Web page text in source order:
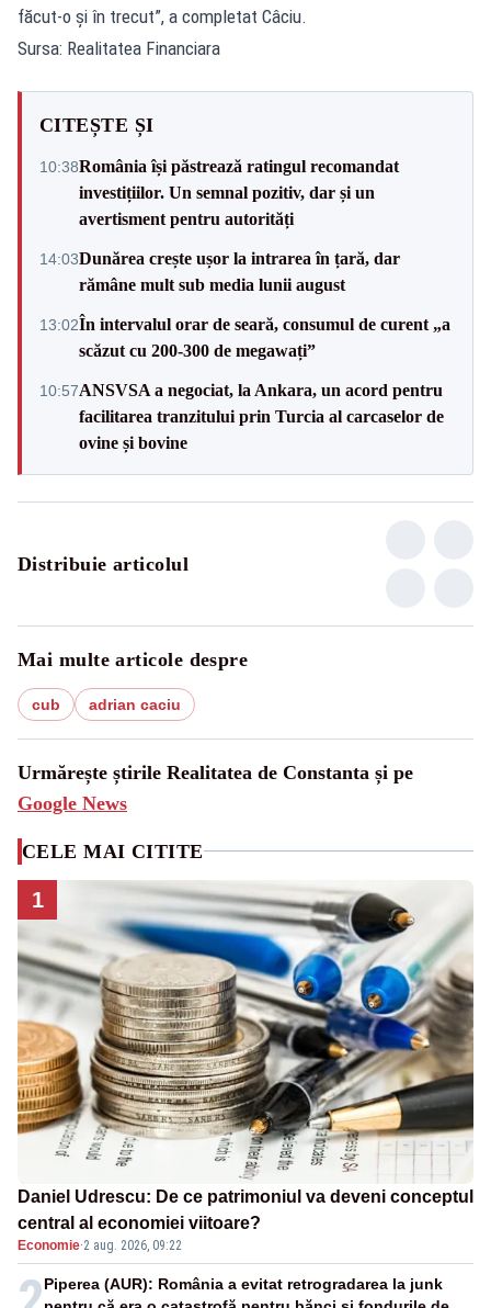
făcut-o şi în trecut”, a completat Câciu.
Sursa: Realitatea Financiara
CITEȘTE ȘI
10:38România își păstrează ratingul recomandat
investițiilor. Un semnal pozitiv, dar și un
avertisment pentru autorități
14:03Dunărea crește ușor la intrarea în țară, dar
rămâne mult sub media lunii august
13:02În intervalul orar de seară, consumul de curent „a
scăzut cu 200-300 de megawați”
10:57ANSVSA a negociat, la Ankara, un acord pentru
facilitarea tranzitului prin Turcia al carcaselor de
ovine și bovine
Distribuie articolul
Mai multe articole despre
cub adrian caciu
Urmărește știrile Realitatea de Constanta și pe
Google News
CELE MAI CITITE
1
Daniel Udrescu: De ce patrimoniul va deveni conceptul
central al economiei viitoare?
Economie·2 aug. 2026, 09:22
Piperea (AUR): România a evitat retrogradarea la junk